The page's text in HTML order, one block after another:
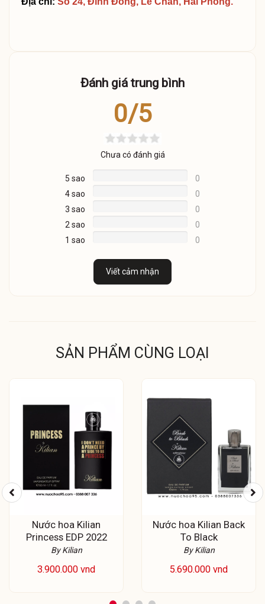
Đánh giá trung bình
0/5
Chưa có đánh giá
5 sao
0
4 sao
0
3 sao
0
2 sao
0
1 sao
0
Viết cảm nhận
SẢN PHẨM CÙNG LOẠI
Nước hoa Kilian
Princess EDP 2022
By Kilian
3.900.000 vnd
Nước hoa Kilian Back
To Black
By Kilian
5.690.000 vnd